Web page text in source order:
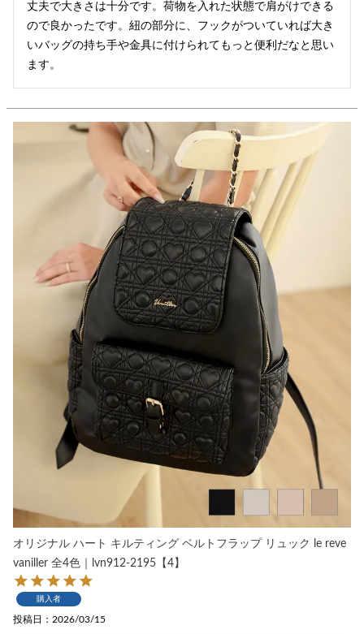
丈夫で大きさは十分です。荷物を入れた状態で肩がけできる
ので良かったです。紐の部分に、フックがついていれば大き
いバッグの持ち手や金具に付けられてもっと便利だなと思い
ます。
オリジナル ハート キルティング ベルトフラップ リュック le reve
vaniller 全4色｜lvn912-2195【4】
購入者
投稿日 2026/03/15